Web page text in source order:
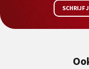
SCHRIJF